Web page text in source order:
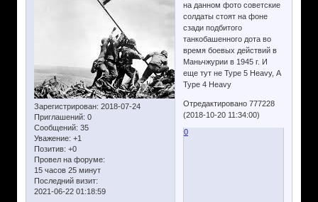
Зарегистрирован: 2018-07-24
Приглашений: 0
Сообщений: 35
Уважение: +1
Позитив: +0
Провел на форуме:
15 часов 25 минут
Последний визит:
2021-06-22 01:18:59
на данном фото советские
солдаты стоят на фоне
сзади подбитого
танкобашенного дота во
время боевых действий в
Маньчжурии в 1945 г. И
еще тут не Type 5 Heavy, А
Type 4 Heavy
Отредактировано 777228
(2018-10-20 11:34:00)
0